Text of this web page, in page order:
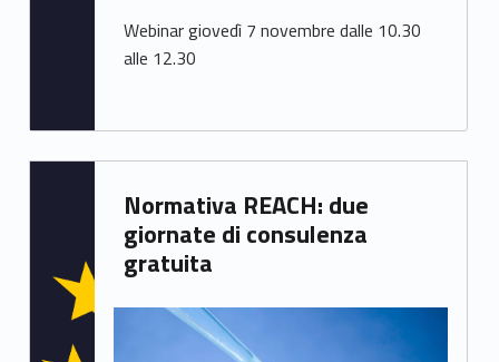
Webinar giovedì 7 novembre dalle 10.30
alle 12.30
Normativa REACH: due
giornate di consulenza
gratuita